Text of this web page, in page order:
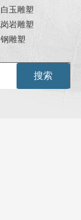
玉雕塑
岩雕塑
雕塑